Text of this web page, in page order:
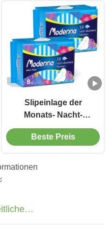
Slipeinlage der
Monats- Nacht-
Damenbinde-
Wegwerf-
Beste Preis